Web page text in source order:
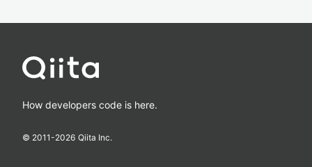
How developers code is here.
© 2011-2026 Qiita Inc.